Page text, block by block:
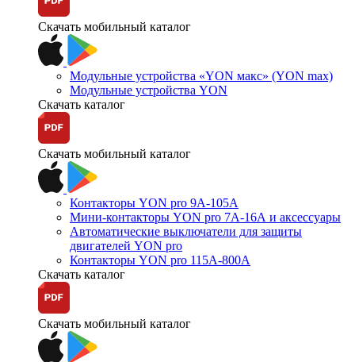
Скачать мобильный каталог
Модульные устройства «YON макс» (YON max)
Модульные устройства YON
Скачать каталог
Скачать мобильный каталог
Контакторы YON pro 9А-105А
Мини-контакторы YON pro 7А-16А и аксессуары
Автоматические выключатели для защиты
двигателей YON pro
Контакторы YON pro 115А-800А
Скачать каталог
Скачать мобильный каталог